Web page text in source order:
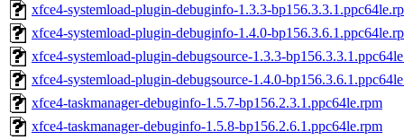
xfce4-systemload-plugin-debuginfo-1.3.3-
xfce4-systemload-plugin-debuginfo-1.4.0-
xfce4-systemload-plugin-debugsource-1.3.3-
xfce4-systemload-plugin-debugsource-1.4.0-
xfce4-taskmanager-debuginfo-1.5.7-bp156.2.3.1.ppc64le.rpm
xfce4-taskmanager-debuginfo-1.5.8-bp156.2.6.1.ppc64le.rpm